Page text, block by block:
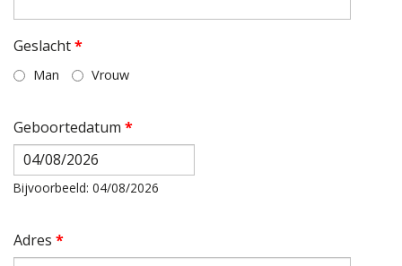
Geslacht*
Man Vrouw
Geboortedatum *
Datum
Bijvoorbeeld: 04/08/2026
Adres *